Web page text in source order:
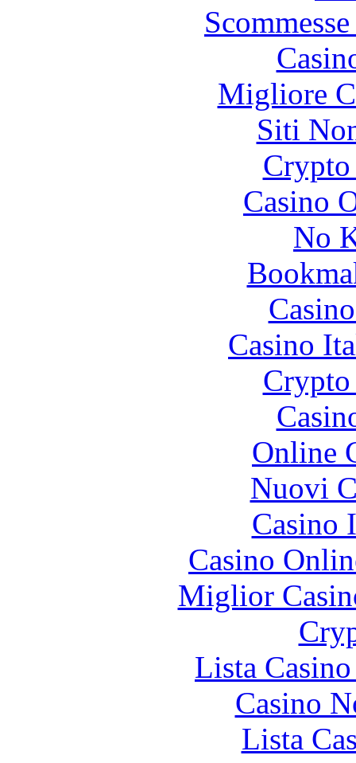
Migliore
Siti
Casino
No
Casino
Online
Nuovi
Casino
Casino
Miglior
Lista
Casino
Lista